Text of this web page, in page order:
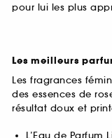
pour lui les plus
Les meilleurs
Les fragrances
des essences de
résultat doux et